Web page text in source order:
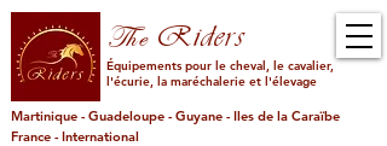
TheRiders
Équipements pour le cheval, le cavalier,
l'écurie, la maréchalerie et l'élevage
Martinique - Guadeloupe - Guyane - Iles de la Caraïbe
France - International